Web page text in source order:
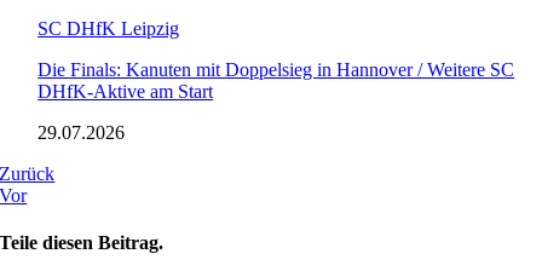
SC DHfK Leipzig
Die Finals: Kanuten mit Doppelsieg in Hannover / Weitere SC
DHfK-Aktive am Start
29.07.2026
Zurück
Vor
Teile diesen Beitrag.